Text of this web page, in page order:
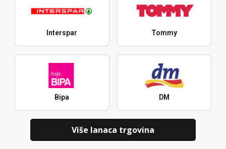
Interspar Tommy
Bipa DM
Više lanaca trgovina